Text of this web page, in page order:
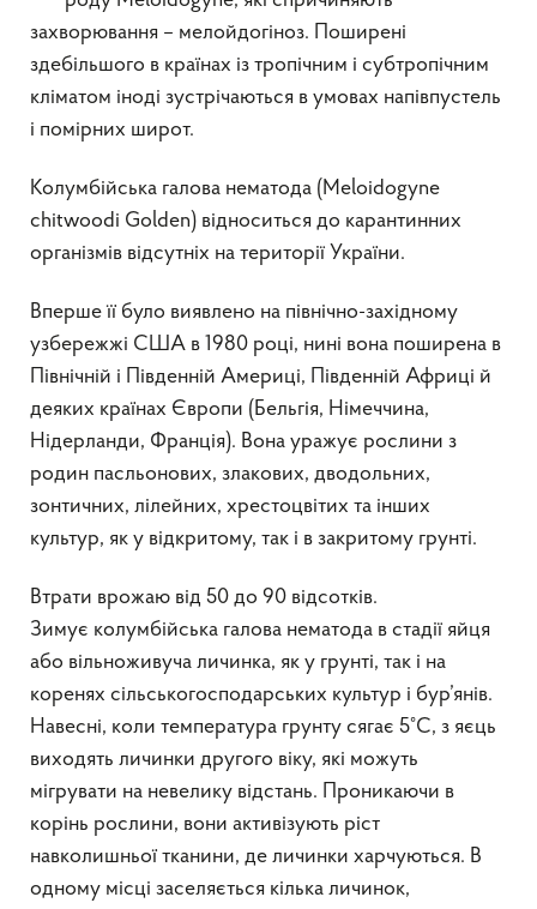
захворювання – мелойдогіноз. Поширені
здебільшого в країнах із тропічним і субтропічним
кліматом іноді зустрічаються в умовах напівпустель
і помірних широт.
Колумбійська галова нематода (Meloidogyne
chitwoodi Golden) відноситься до карантинних
організмів відсутніх на території України.
Вперше її було виявлено на північно-західному
узбережжі США в 1980 році, нині вона поширена в
Північній і Південній Америці, Південній Африці й
деяких країнах Європи (Бельгія, Німеччина,
Нідерланди, Франція). Вона уражує рослини з
родин пасльонових, злакових, дводольних,
зонтичних, лілейних, хрестоцвітих та інших
культур, як у відкритому, так і в закритому грунті.
Втрати врожаю від 50 до 90 відсотків.
Зимує колумбійська галова нематода в стадії яйця
або вільноживуча личинка, як у грунті, так і на
коренях сільськогосподарських культур і бур’янів.
Навесні, коли температура грунту сягає 5°С, з яєць
виходять личинки другого віку, які можуть
мігрувати на невелику відстань. Проникаючи в
корінь рослини, вони активізують ріст
навколишньої тканини, де личинки харчуються. В
одному місці заселяється кілька личинок,